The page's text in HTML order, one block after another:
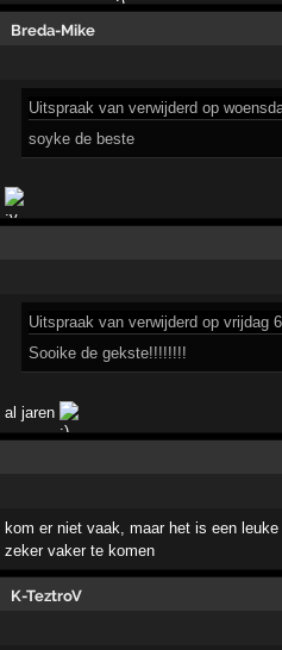
Breda-Mike
Uitspraak van verwijderd op
soyke de beste
Uitspraak van verwijderd op vrijdag
Sooike de gekste!!!!!!!!
al jaren
kom er niet vaak, maar het is een
zeker vaker te komen
K-TeztroV